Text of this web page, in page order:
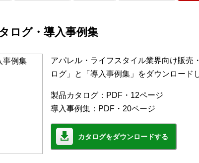
ログ・導入事例集
アパレル・ライフスタイル業界向け販売
ログ」と「導入事例集」をダウンロード
製品カタログ：PDF・12ページ
導入事例集：PDF・20ページ
カタログをダウンロードする